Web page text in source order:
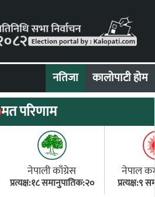
नतिजा कालोपाटी होम
मत परिणाम
नेपाली काँग्रेस
प्रत्यक्ष:१८ समानुपातिक:२०
नेपाल
प्रत्यक्ष:९